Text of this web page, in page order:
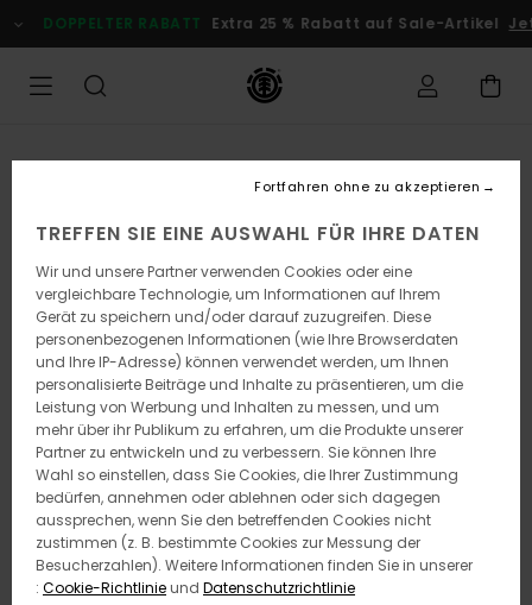
zur
Produktinformation
DOPPELTER RABATT Extra 25 % Rabatt auf Sale-Artikel
TREFFEN SIE EINE AUSWAHL FÜR IHRE DATEN
Wir und unsere Partner verwenden Cookies oder eine
vergleichbare Technologie, um Informationen auf Ihrem
Gerät zu speichern und/oder darauf zuzugreifen. Diese
personenbezogenen Informationen (wie Ihre Browserdaten
und Ihre IP-Adresse) können verwendet werden, um Ihnen
personalisierte Beiträge und Inhalte zu präsentieren, um die
Leistung von Werbung und Inhalten zu messen, und um
mehr über ihr Publikum zu erfahren, um die Produkte unserer
Partner zu entwickeln und zu verbessern. Sie können Ihre
Wahl so einstellen, dass Sie Cookies, die Ihrer Zustimmung
bedürfen, annehmen oder ablehnen oder sich dagegen
aussprechen, wenn Sie den betreffenden Cookies nicht
zustimmen (z. B. bestimmte Cookies zur Messung der
Besucherzahlen). Weitere Informationen finden Sie in unserer
: Cookie-Richtlinieund Datenschutzrichtlinie
Fortfahren ohne zu akzeptieren